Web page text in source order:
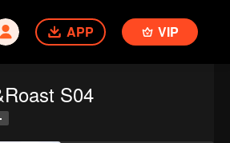
APP VIP
S04